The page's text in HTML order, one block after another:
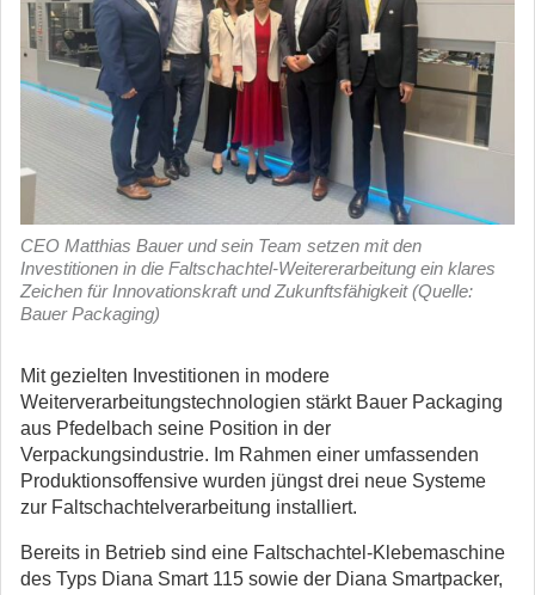
CEO Matthias Bauer und sein Team setzen mit den
Investitionen in die Faltschachtel-Weitererarbeitung ein klares
Zeichen für Innovationskraft und Zukunftsfähigkeit (Quelle:
Bauer Packaging)
Mit gezielten Investitionen in modere
Weiterverarbeitungstechnologien stärkt Bauer Packaging
aus Pfedelbach seine Position in der
Verpackungsindustrie. Im Rahmen einer umfassenden
Produktionsoffensive wurden jüngst drei neue Systeme
zur Faltschachtelverarbeitung installiert.
Bereits in Betrieb sind eine Faltschachtel-Klebemaschine
des Typs Diana Smart 115 sowie der Diana Smartpacker,